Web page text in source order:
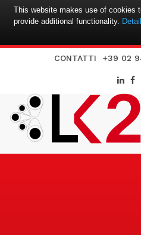
CONTATTI +39 02
This website makes use of cookies
provide additional functionality.